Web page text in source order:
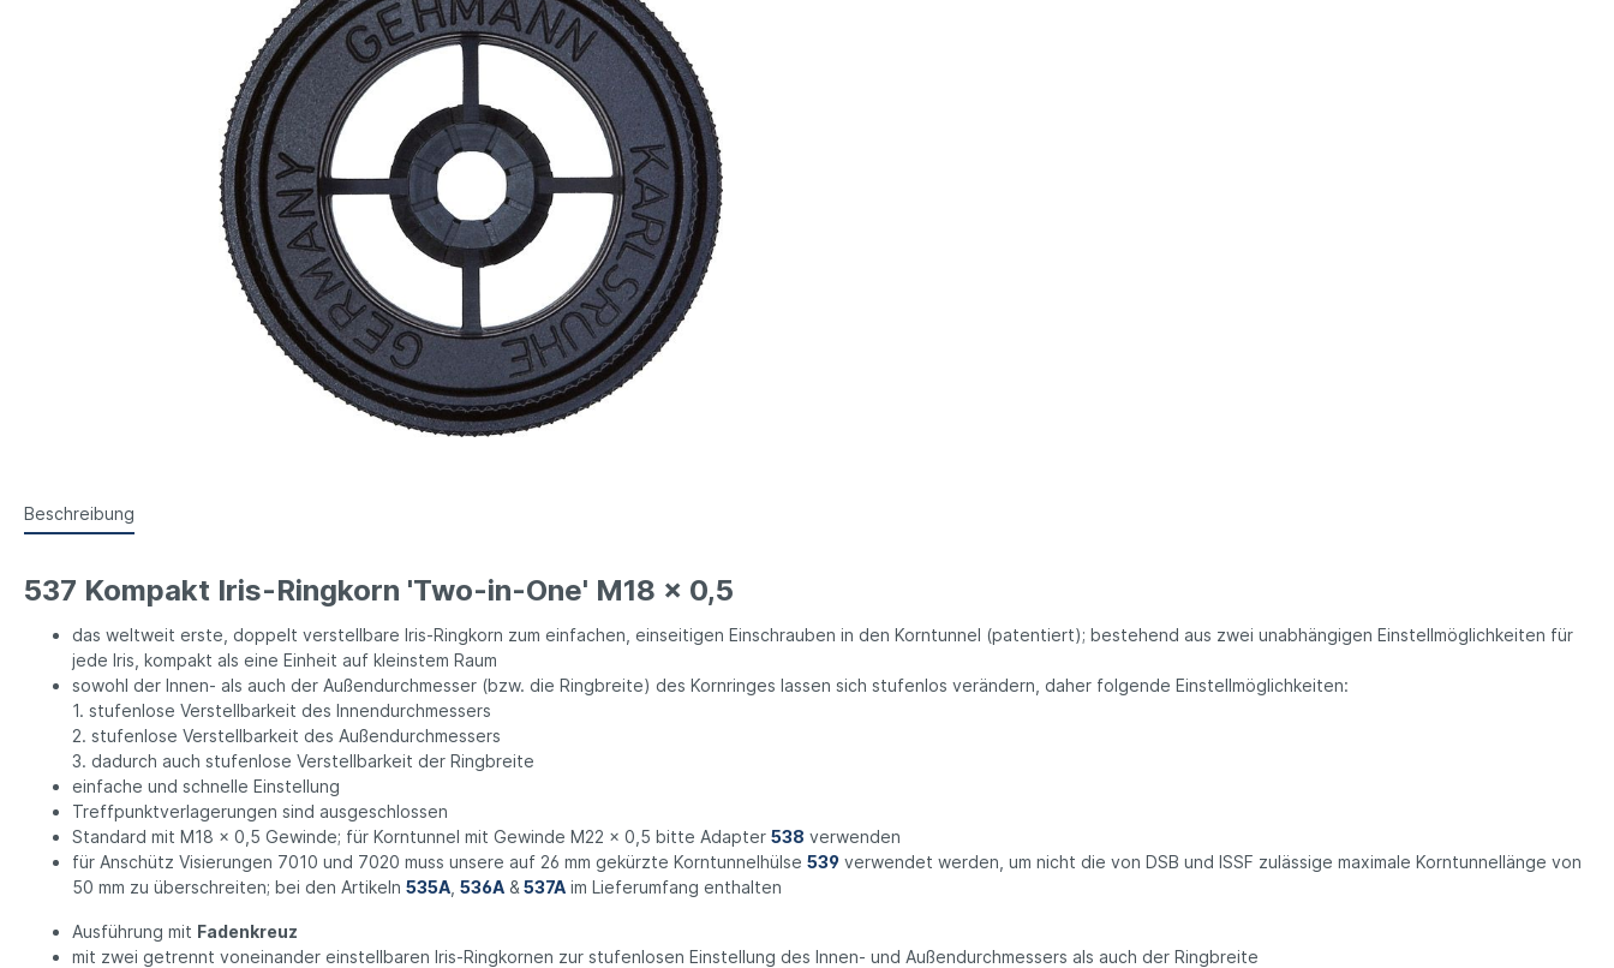
Iris-Ringkorne
Bogeniris
Walther Luftpistolen
Walther Sportpistolen
Hämmerli Luftpistolen
Weihrauch Luftpistolen
Walther Luftgewehre
Walther KK-Gewehre
Hämmerli Luftgewehre
Weihrauch Luftgewehre
Beschreibung
537 Kompakt Iris-Ringkorn 'Two-in-One' M18 x 0,5
das weltweit erste, doppelt verstellbare Iris-Ringkorn zum einfachen, einseitigen Einschrauben in den Korntunnel (patentiert); bestehend aus zwei unabhängigen Einstellmöglichkeiten für
jede Iris, kompakt als eine Einheit auf kleinstem Raum
sowohl der Innen- als auch der Außendurchmesser (bzw. die Ringbreite) des Kornringes lassen sich stufenlos verändern, daher folgende Einstellmöglichkeiten:
1. stufenlose Verstellbarkeit des Innendurchmessers
2. stufenlose Verstellbarkeit des Außendurchmessers
3. dadurch auch stufenlose Verstellbarkeit der Ringbreite
einfache und schnelle Einstellung
Treffpunktverlagerungen sind ausgeschlossen
Standard mit M18 x 0,5 Gewinde; für Korntunnel mit Gewinde M22 x 0,5 bitte Adapter 538 verwenden
für Anschütz Visierungen 7010 und 7020 muss unsere auf 26 mm gekürzte Korntunnelhülse 539 verwendet werden, um nicht die von DSB und ISSF zulässige maximale Korntunnellänge von
50 mm zu überschreiten; bei den Artikeln 535A 536A & 537A im Lieferumfang enthalten
Ausführung mit Fadenkreuz
mit zwei getrennt voneinander einstellbaren Iris-Ringkornen zur stufenlosen Einstellung des Innen- und Außendurchmessers als auch der Ringbreite